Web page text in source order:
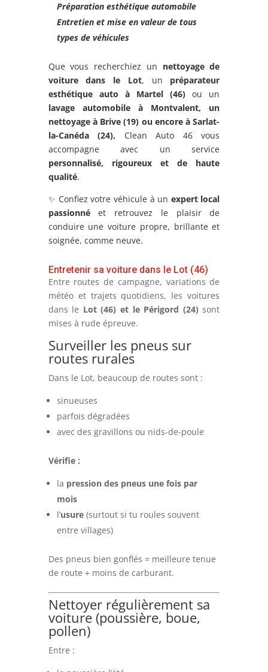
Préparation esthétique automobile
Entretien et mise en valeur de tous
types de véhicules
Que vous recherchiez un nettoyage de
voiture dans le Lot, un préparateur
esthétique auto à Martel (46) ou un
lavage automobile à Montvalent, un
nettoyage à Brive (19) ou encore àSarlat-
la-Canéda(24), Clean Auto 46 vous
accompagne avec un service
personnalisé, rigoureux et de haute
qualité.
✨ Confiez votre véhicule à un expert local
passionnéet retrouvez le plaisir de
conduire une voiture propre, brillante et
soignée, comme neuve.
Entretenir sa voiture dans le Lot (46)
Entre routes de campagne, variations de
météo et trajets quotidiens, les voitures
dans le Lot (46) et le Périgord (24) sont
mises à rude épreuve.
Surveiller les pneus sur
routes rurales
Dans le Lot, beaucoup de routes sont :
sinueuses
parfois dégradées
avec des gravillons ou nids-de-poule
Vérifie :
la pression des pneus une fois par
mois
l’usure(surtout si tu roules souvent
entre villages)
Des pneus bien gonflés = meilleure tenue
de route + moins de carburant.
Nettoyer régulièrement sa
voiture (poussière, boue,
pollen)
Entre :